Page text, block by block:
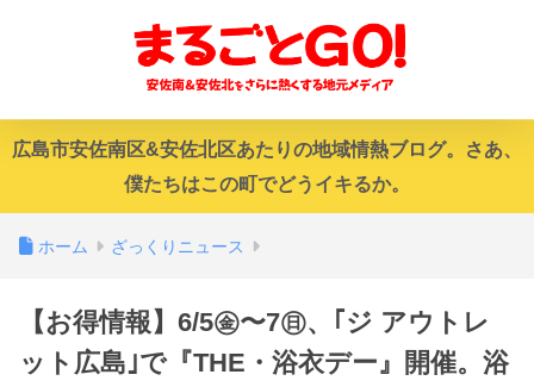
広島市安佐南区&安佐北区あたりの地域情熱ブログ。さあ、
僕たちはこの町でどうイキるか。
ホーム ざっくりニュース
【お得情報】6/5㊎〜7㊐、｢ジ アウトレ
ット広島｣で『THE・浴衣デー』開催。浴